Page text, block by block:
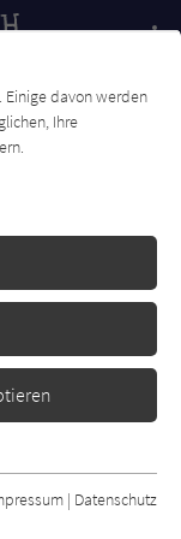
Newsletter
wohnt
Einige davon werden
Ihre
der
die Webseite
| Datenschutz